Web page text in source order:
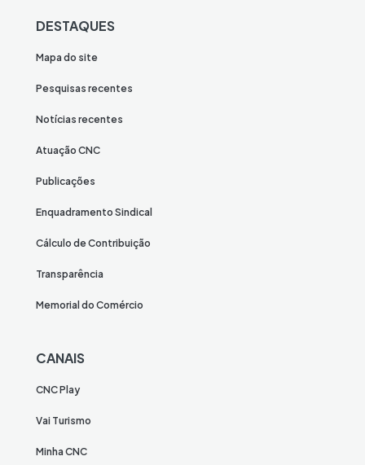
DESTAQUES
Mapa do site
Pesquisas recentes
Notícias recentes
Atuação CNC
Publicações
Enquadramento Sindical
Cálculo de Contribuição
Transparência
Memorial do Comércio
CANAIS
CNC Play
Vai Turismo
Minha CNC